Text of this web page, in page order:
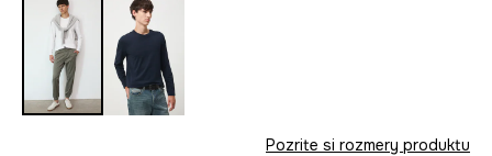
Pozrite si rozmery produktu